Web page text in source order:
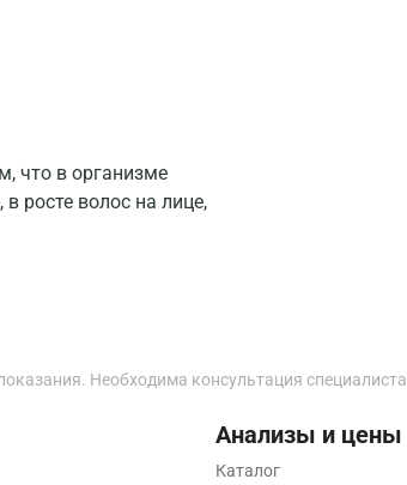
что в организме
росте волос на лице,
Необходима консультация специалиста
Анализы и цены
Каталог